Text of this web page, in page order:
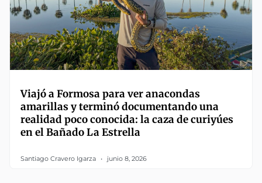
Viajó a Formosa para ver anacondas
amarillas y terminó documentando una
realidad poco conocida: la caza de curiyúes
en el Bañado La Estrella
Santiago Cravero Igarza junio 8, 2026